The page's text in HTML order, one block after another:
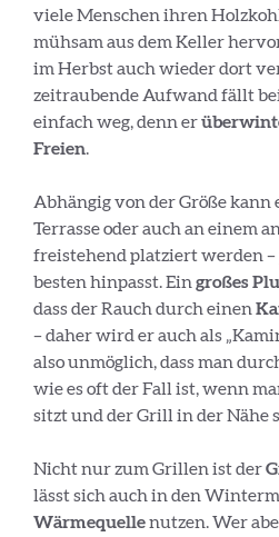
viele Menschen ihren
mühsam aus dem Keller
im Herbst auch wieder dort
zeitraubende Aufwand fällt
einfach weg, denn er
Freien.
Abhängig von der Größe kann
Terrasse oder auch an einem
freistehend platziert werden –
besten hinpasst. Ein großes
dass der Rauch durch einen
– daher wird er auch als
also unmöglich, dass man
wie es oft der Fall ist, wenn
sitzt und der Grill in der Nähe
Nicht nur zum Grillen ist der
lässt sich auch in den
Wärmequellenutzen. Wer